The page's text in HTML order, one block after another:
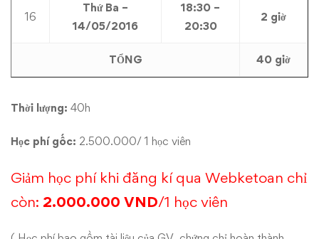
16
Thứ Ba –
14/05/2016
18:30 –
20:30
2 giờ
TỔNG 40 giờ
Thời lượng: 40h
Học phí gốc: 2.500.000/ 1 học viên
Giảm học phí khi đăng kí qua Webketoan chỉ
còn: 2.000.000 VND/1 học viên